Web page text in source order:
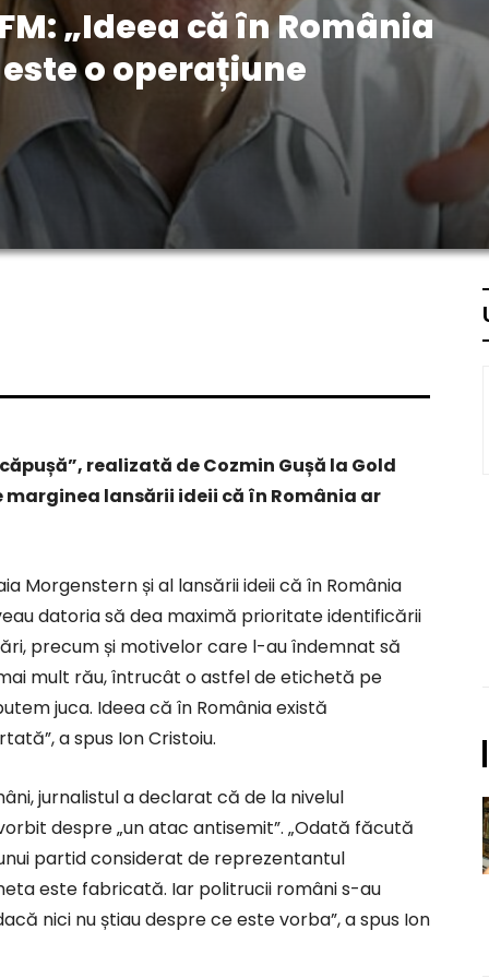
„Ideea că în România
o operațiune
realizată de Cozmin Gușă la Gold
lansării ideii că în România ar
Morgenstern și al lansării ideii că în România
datoria să dea maximă prioritate identificării
precum și motivelor care l-au îndemnat să
mult rău, întrucât o astfel de etichetă pe
juca. Ideea că în România există
a spus Ion Cristoiu.
jurnalistul a declarat că de la nivelul
despre „un atac antisemit”. „Odată făcută
partid considerat de reprezentantul
este fabricată. Iar politrucii români s-au
nici nu știau despre ce este vorba”, a spus Ion